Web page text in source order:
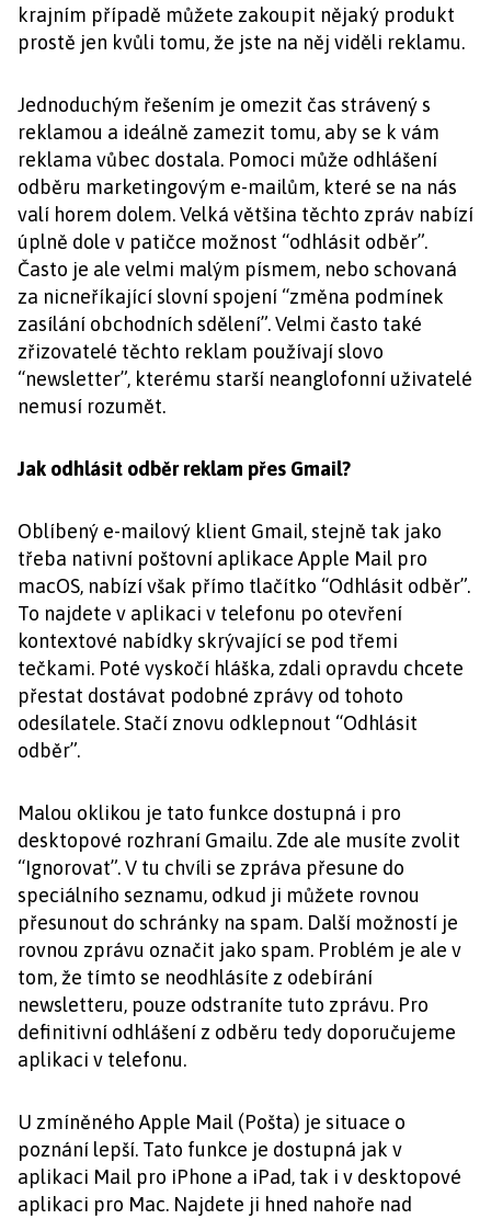
krajním případě můžete zakoupit nějaký produkt
prostě jen kvůli tomu, že jste na něj viděli reklamu.
Jednoduchým řešením je omezit čas strávený s
reklamou a ideálně zamezit tomu, aby se k vám
reklama vůbec dostala. Pomoci může odhlášení
odběru marketingovým e-mailům, které se na nás
valí horem dolem. Velká většina těchto zpráv nabízí
úplně dole v patičce možnost “odhlásit odběr”.
Často je ale velmi malým písmem, nebo schovaná
za nicneříkající slovní spojení “změna podmínek
zasílání obchodních sdělení”. Velmi často také
zřizovatelé těchto reklam používají slovo
“newsletter”, kterému starší neanglofonní uživatelé
nemusí rozumět.
Jak odhlásit odběr reklam přes Gmail?
Oblíbený e-mailový klient Gmail, stejně tak jako
třeba nativní poštovní aplikace Apple Mail pro
macOS, nabízí však přímo tlačítko “Odhlásit odběr”.
To najdete v aplikaci v telefonu po otevření
kontextové nabídky skrývající se pod třemi
tečkami. Poté vyskočí hláška, zdali opravdu chcete
přestat dostávat podobné zprávy od tohoto
odesílatele. Stačí znovu odklepnout “Odhlásit
odběr”.
Malou oklikou je tato funkce dostupná i pro
desktopové rozhraní Gmailu. Zde ale musíte zvolit
“Ignorovat”. V tu chvíli se zpráva přesune do
speciálního seznamu, odkud ji můžete rovnou
přesunout do schránky na spam. Další možností je
rovnou zprávu označit jako spam. Problém je ale v
tom, že tímto se neodhlásíte z odebírání
newsletteru, pouze odstraníte tuto zprávu. Pro
definitivní odhlášení z odběru tedy doporučujeme
aplikaci v telefonu.
U zmíněného Apple Mail (Pošta) je situace o
poznání lepší. Tato funkce je dostupná jak v
aplikaci Mail pro iPhone a iPad, tak i v desktopové
aplikaci pro Mac. Najdete ji hned nahoře nad